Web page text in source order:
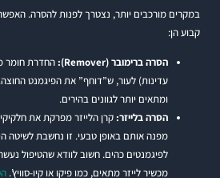
במקרים מורכבים יותר, נצטרך לפנות להסרה.
קבוע הן:
הסרה ברימובר (Remover):
החדרת חומר
עדינות) לעור, ש”דוחף” את הפיגמנט
ומתאים יותר לגוונים בהירים.
הסרה בלייזר: קרן הלייזר מפרקת את
מפנה אותם באופן טבעי. זו נחשבת לשיטה
לפיגמנטים כהים. חשוב לוודא שהטיפול
מכשיר לייזר מתאים, כמו פיקו או קיו-סוויץ’.